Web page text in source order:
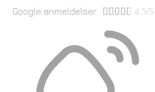
Google anmeldelser      4.5/5